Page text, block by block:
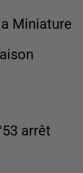
Miniature
arrêt